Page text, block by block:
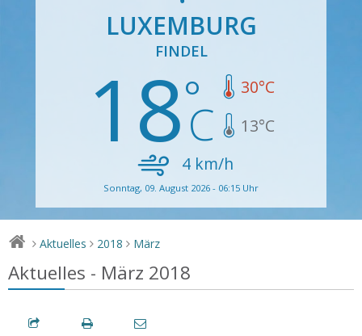
LUXEMBURG
FINDEL
18 30°C
13°C
4 km/h
Sonntag, 09. August 2026 - 06:15 Uhr
> Aktuelles > 2018 > März
Aktuelles - März 2018